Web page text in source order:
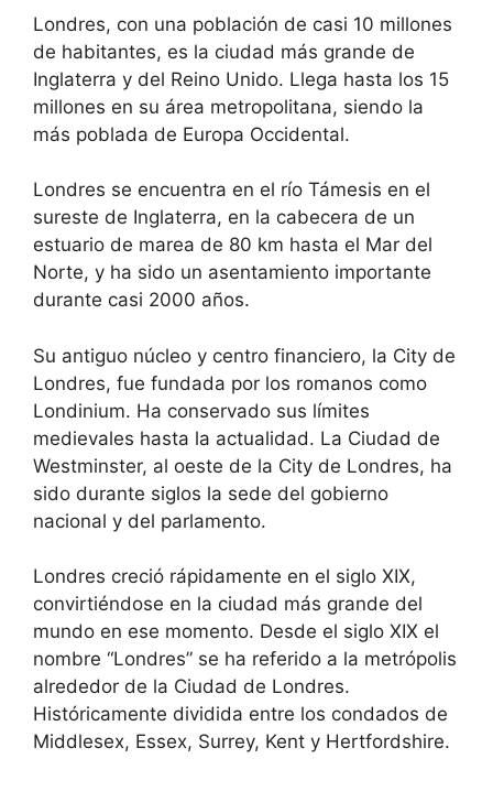
Londres, con una población de casi 10 millones
de habitantes, es la ciudad más grande de
Inglaterra y del Reino Unido. Llega hasta los 15
millones en su área metropolitana, siendo la
más poblada de Europa Occidental.
Londres se encuentra en el río Támesis en el
sureste de Inglaterra, en la cabecera de un
estuario de marea de 80 km hasta el Mar del
Norte, y ha sido un asentamiento importante
durante casi 2000 años.
Su antiguo núcleo y centro financiero, la City de
Londres, fue fundada por los romanos como
Londinium. Ha conservado sus límites
medievales hasta la actualidad. La Ciudad de
Westminster, al oeste de la City de Londres, ha
sido durante siglos la sede del gobierno
nacional y del parlamento.
Londres creció rápidamente en el siglo XIX,
convirtiéndose en la ciudad más grande del
mundo en ese momento. Desde el siglo XIX el
nombre “Londres” se ha referido a la metrópolis
alrededor de la Ciudad de Londres.
Históricamente dividida entre los condados de
Middlesex, Essex, Surrey, Kent y Hertfordshire.